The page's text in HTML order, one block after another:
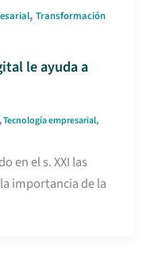
, Transformación
le ayuda a
Tecnología empresarial,
en el s. XXI las
importancia de la